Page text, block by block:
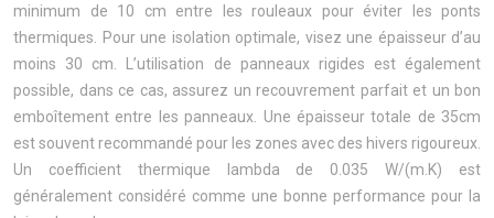
minimum de 10 cm entre les rouleaux pour éviter les ponts
thermiques. Pour une isolation optimale, visez une épaisseur d’au
moins 30 cm. L’utilisation de panneaux rigides est également
possible, dans ce cas, assurez un recouvrement parfait et un bon
emboîtement entre les panneaux. Une épaisseur totale de 35cm
est souvent recommandé pour les zones avec des hivers rigoureux.
Un coefficient thermique lambda de 0.035 W/(m.K) est
généralement considéré comme une bonne performance pour la